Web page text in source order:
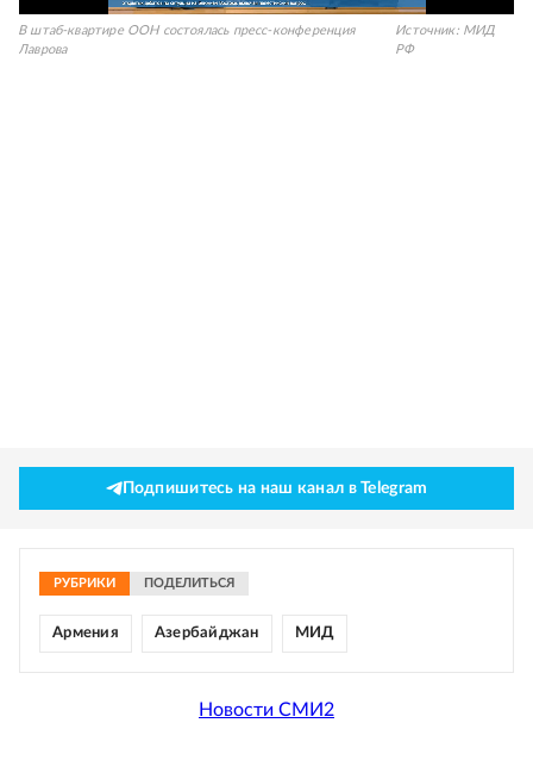
В штаб-квартире ООН состоялась пресс-конференция
Лаврова
Источник: МИД
РФ
Подпишитесь на наш канал в Telegram
РУБРИКИ ПОДЕЛИТЬСЯ
Армения Азербайджан МИД
Новости СМИ2